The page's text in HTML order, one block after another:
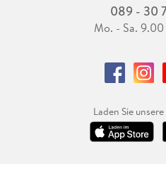
089 - 30
Mo. - Sa.
Laden Sie